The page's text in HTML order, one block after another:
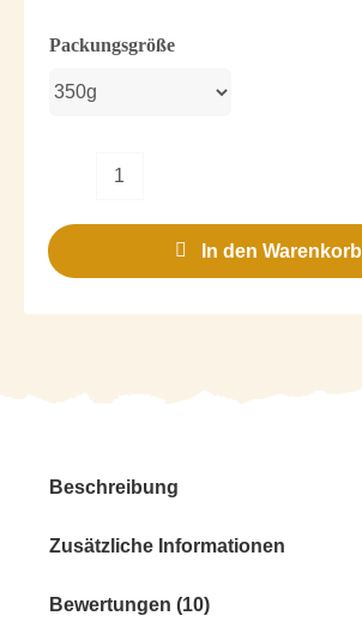
Packungsgröße
Menge
In den Warenkorb
Beschreibung
Zusätzliche Informationen
Bewertungen (10)